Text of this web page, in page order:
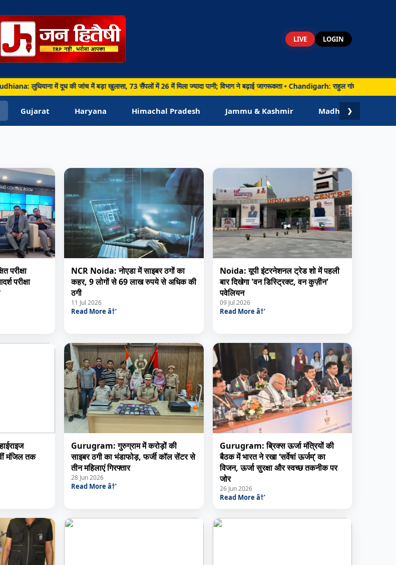
LIVE LOGIN
में दूध की जांच में बड़ा खुलासा, 73 सैंपलों में 26 में मिला ज्यादा पानी; विभाग ने बढ़ाई जागरूकता • Chandigarh: राहुल गांधी ने बताया कैप्टन
Gujarat Haryana Himachal Pradesh Jammu & Kashmir Madhya Pradesh
❯
परीक्षा
परीक्षा
NCR Noida: नोएडा में साइबर ठगों का
कहर, 9 लोगों से 69 लाख रुपये से अधिक की
ठगी
11 Jul 2026
Read More â†’
Noida: यूपी इंटरनेशनल ट्रेड शो में पहली
बार दिखेगा 'वन डिस्ट्रिक्ट, वन कुज़ीन'
पवेलियन
09 Jul 2026
Read More â†’
मंजिल तक
Gurugram: गुरुग्राम में करोड़ों की
साइबर ठगी का भंडाफोड़, फर्जी कॉल सेंटर से
तीन महिलाएं गिरफ्तार
28 Jun 2026
Read More â†’
Gurugram: ब्रिक्स ऊर्जा मंत्रियों की
बैठक में भारत ने रखा ‘सर्वेषां ऊर्जम्’ का
विजन, ऊर्जा सुरक्षा और स्वच्छ तकनीक पर
जोर
26 Jun 2026
Read More â†’